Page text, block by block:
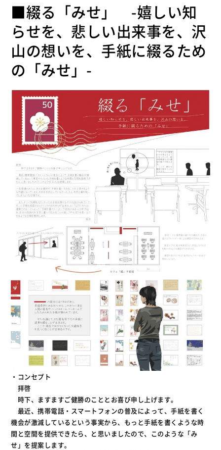
■綴る「みせ」 -嬉しい知
らせを、悲しい出来事を、沢
山の想いを、手紙に綴るため
の「みせ」-
・コンセプト
拝啓
時下、ますますご健勝のこととお喜び申し上げます。
最近、携帯電話・スマートフォンの普及によって、手紙を書く
機会が激減しているという事実から、もっと手紙を書くような時
間と空間を提供できたら、と思いましたので、このような「み
せ」を提案します。